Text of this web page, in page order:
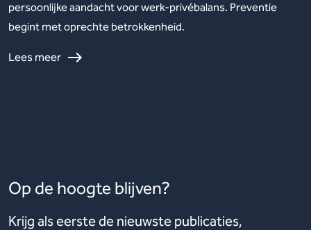
persoonlijke aandacht voor werk-privébalans. Preventie
begint met oprechte betrokkenheid.
Lees meer
Op de hoogte blijven?
Krijg als eerste de nieuwste publicaties,